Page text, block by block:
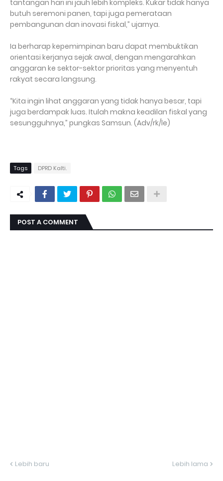
tantangan hari ini jauh lebih kompleks. Kukar tidak hanya
butuh seremoni panen, tapi juga pemerataan
pembangunan dan inovasi fiskal,” ujarnya.
Ia berharap kepemimpinan baru dapat membuktikan
orientasi kerjanya sejak awal, dengan mengarahkan
anggaran ke sektor-sektor prioritas yang menyentuh
rakyat secara langsung.
“Kita ingin lihat anggaran yang tidak hanya besar, tapi
juga berdampak luas. Itulah makna keadilan fiskal yang
sesungguhnya,” pungkas Samsun. (Adv/rk/le)
Tags DPRD Kalti.
POST A COMMENT
Lebih baru Lebih lama